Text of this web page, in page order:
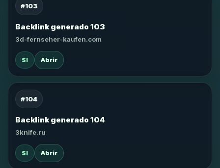
#103
Backlink generado 103
3d-fernseher-kaufen.com
SI Abrir
#104
Backlink generado 104
3knife.ru
SI Abrir